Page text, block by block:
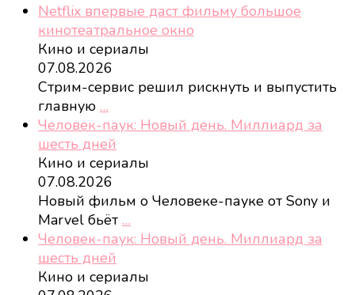
Netflix впервые даст фильму большое
кинотеатральное окно
Кино и сериалы
07.08.2026
Стрим-сервис решил рискнуть и выпустить
главную …
Человек-паук: Новый день. Миллиард за
шесть дней
Кино и сериалы
07.08.2026
Новый фильм о Человеке-пауке от Sony и
Marvel бьёт …
Человек-паук: Новый день. Миллиард за
шесть дней
Кино и сериалы